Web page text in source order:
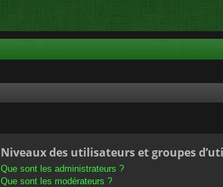
Niveaux des utilisateurs et groupes
Que sont les administrateurs ?
Que sont les modérateurs ?